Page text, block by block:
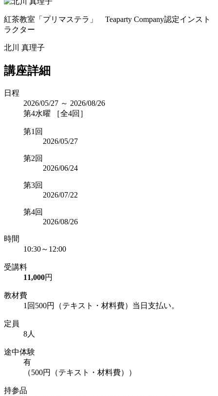
紅茶教室「プリマステラ」 Teaparty Company認定インスト
ラクター
北川 真理子
講座詳細
日程
2026/05/27 ～ 2026/08/26
第4水曜 ［全4回］
第1回
2026/05/27
第2回
2026/06/24
第3回
2026/07/22
第4回
2026/08/26
時間
10:30～12:00
受講料
11,000円
教材費
1回500円（テキスト・材料費）当日支払い。
定員
8人
途中体験
有
（500円（テキスト・材料費））
持参品